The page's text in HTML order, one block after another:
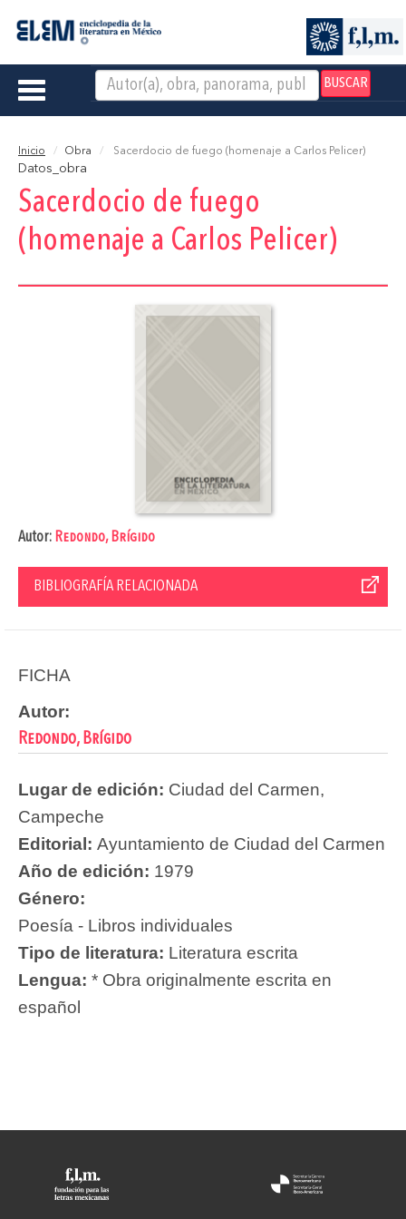
BUSCAR
Toggle
Inicio Obra Sacerdocio de fuego (homenaje a Carlos Pelicer)
Datos_obra
Sacerdocio de fuego
(homenaje a Carlos Pelicer)
Autor: Redondo, Brígido
BIBLIOGRAFÍA RELACIONADA
FICHA
Autor:
Redondo, Brígido
Lugar de edición: Ciudad del Carmen,
Campeche
Editorial: Ayuntamiento de Ciudad del Carmen
Año de edición: 1979
Género:
Poesía - Libros individuales
Tipo de literatura: Literatura escrita
Lengua: * Obra originalmente escrita en
español